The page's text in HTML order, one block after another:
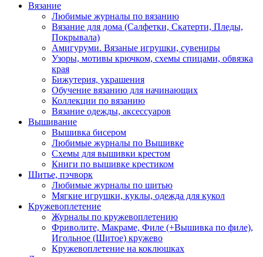
Вязание
Любимые журналы по вязанию
Вязание для дома (Салфетки, Скатерти, Пледы,
Покрывала)
Амигуруми. Вязаные игрушки, сувениры
Узоры, мотивы крючком, схемы спицами, обвязка
края
Бижутерия, украшения
Обучение вязанию для начинающих
Коллекции по вязанию
Вязание одежды, аксессуаров
Вышивание
Вышивка бисером
Любимые журналы по Вышивке
Схемы для вышивки крестом
Книги по вышивке крестиком
Шитье, пэчворк
Любимые журналы по шитью
Мягкие игрушки, куклы, одежда для кукол
Кружевоплетение
Журналы по кружевоплетению
Фриволите, Макраме, Филе (+Вышивка по филе),
Игольное (Шитое) кружево
Кружевоплетение на коклюшках